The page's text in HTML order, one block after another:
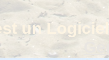
un